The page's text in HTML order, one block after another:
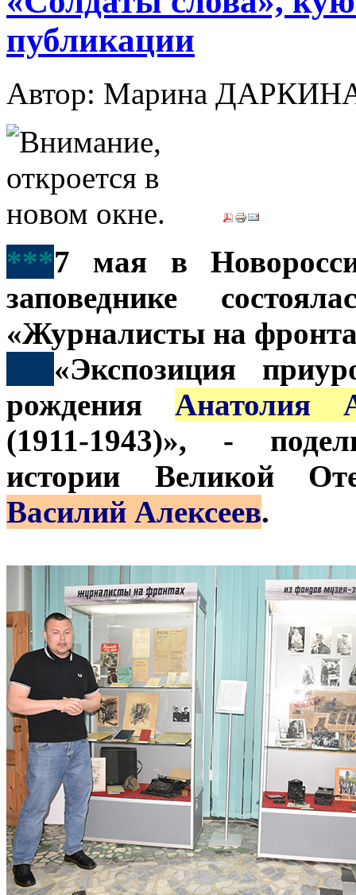
публикации
Автор: Марина
***7 мая в
заповеднике
«Журналисты на
«Экспозиция
рождения Анатолия
(1911-1943)», -
истории Великой
Василий Алексеев.